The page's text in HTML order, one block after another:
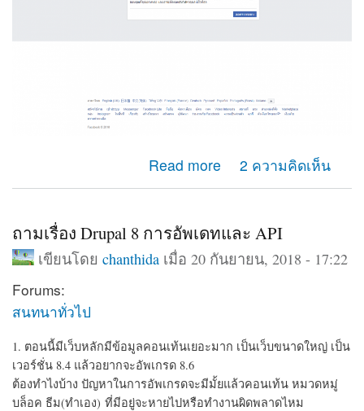
Read more
about คือมันขึ้นว่า น่าเสียดายคุณไม่สามารถเข้าถึงบัญชี
ของคุณ ตามที่แนบภาพไปค่ะมีวิธีแก้ไขไหมค่ะ
2 ความคิดเห็น
ถามเรื่อง Drupal 8 การอัพเดทและ API
เขียนโดย chanthidaเมื่อ 20 กันยายน, 2018 - 17:22
Forums:
สนทนาทั่วไป
1. ตอนนี้มีเว็บหลักมีข้อมูลคอนเท้นเยอะมาก เป็นเว็บขนาดใหญ่ เป็น
เวอร์ชั่น 8.4 แล้วอยากจะอัพเกรด 8.6
ต้องทำไงบ้าง ปัญหาในการอัพเกรดจะมีมั้ยแล้วคอนเท้น หมวดหมู่
บล็อค ธีม(ทำเอง) ที่มีอยู่จะหายไปหรือทำงานผิดพลาดไหม